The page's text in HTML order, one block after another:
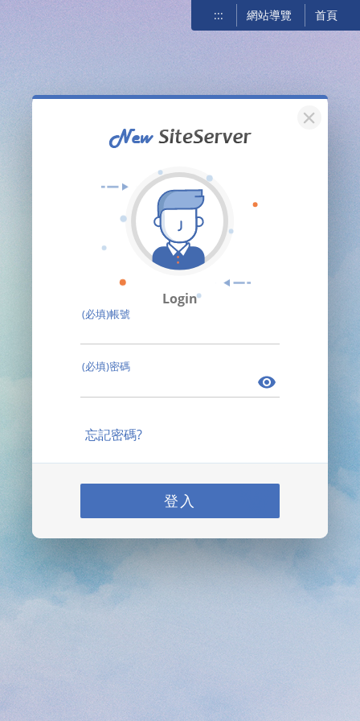
::: 網站導覽 首頁
關閉
Login
(必填)帳號
(必填)密碼
忘記密碼?
登入